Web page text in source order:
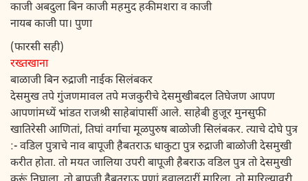
काजी अबदुला बिन काजी महमुद हकीमशरा व काजी
नायब काजी पा। पुणा
(फारसी सही)
रख्तखाना
बाळाजी बिन रुद्राजी नाईक सिलंबकर
देसमुख तपे गुंजणमावल तपे मजकुरीचे देसमुखीबदल तिघेजण आपण
आपणांमध्यें भांडत राजश्री साहेबांपासीं आले. साहेबी हुजूर मुनसुफी
खातिरेसी आणितां, तिघां वर्गाचा मूळपुरुष बाळोजी सिलंबकर. त्याचे दोघे पुत्र
:- वडिल पुत्राचे नाव बापूजी हैबतराऊ धाकुटा पुत्र रुद्राजी बाळोजी देसमुखी
करीत होता. तो मयत जालिया उपरी बापूजी हैबराऊ वडिल पुत्र तो देसमुखी